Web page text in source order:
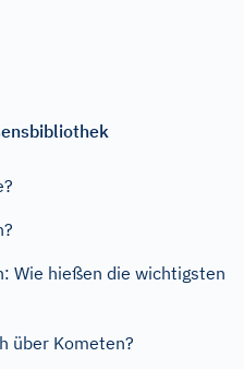
Wie hießen die wichtigsten
über Kometen?